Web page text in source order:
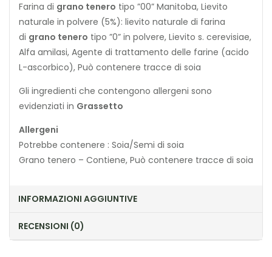
Farina di grano tenero tipo ”00” Manitoba, Lievito
naturale in polvere (5%): lievito naturale di farina
di grano tenero tipo ”0” in polvere, Lievito s. cerevisiae,
Alfa amilasi, Agente di trattamento delle farine (acido
L-ascorbico), Può contenere tracce di soia
Gli ingredienti che contengono allergeni sono
evidenziati in Grassetto
Allergeni
Potrebbe contenere : Soia/Semi di soia
Grano tenero – Contiene, Può contenere tracce di soia
INFORMAZIONI AGGIUNTIVE
RECENSIONI (0)